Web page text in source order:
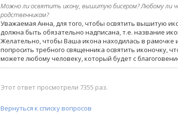
Можно ли освятить икону, вышитую бисером? Любому ли
родственникам?
Уважаемая Анна, для того, чтобы освятить вышитую
должна быть обязательно надписана, т.е. название
Желательно, чтобы Ваша икона находилась в рамочке
попросить требного священника освятить иконочку,
можете любому человеку, который будет с
Этот ответ просмотрели 7355 раз.
Вернуться к списку вопросов